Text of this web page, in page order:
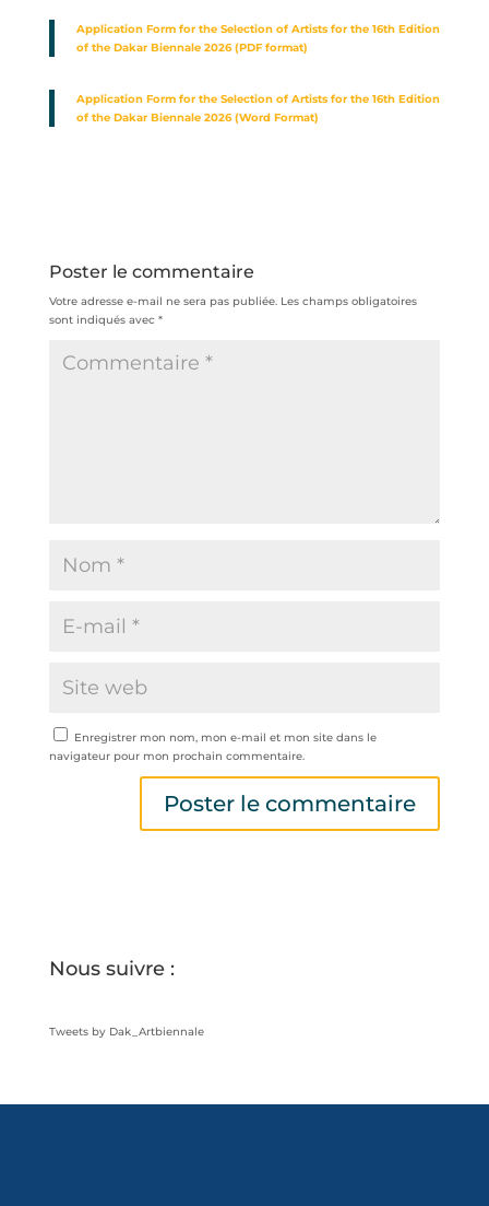
Application Form for the Selection of Artists for the 16th Edition
of the Dakar Biennale 2026 (PDF format)
Application Form for the Selection of Artists for the 16th Edition
of the Dakar Biennale 2026 (Word Format)
Poster le commentaire
Votre adresse e-mail ne sera pas publiée. Les champs obligatoires
sont indiqués avec *
Enregistrer mon nom, mon e-mail et mon site dans le
navigateur pour mon prochain commentaire.
Nous suivre :
Tweets by Dak_Artbiennale